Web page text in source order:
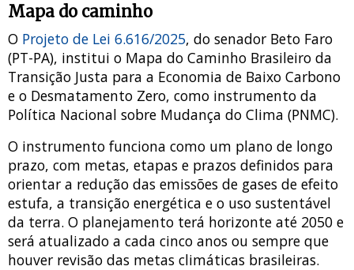
Mapa do caminho
O Projeto de Lei 6.616/2025, do senador Beto Faro
(PT-PA), institui o Mapa do Caminho Brasileiro da
Transição Justa para a Economia de Baixo Carbono
e o Desmatamento Zero, como instrumento da
Política Nacional sobre Mudança do Clima (PNMC).
O instrumento funciona como um plano de longo
prazo, com metas, etapas e prazos definidos para
orientar a redução das emissões de gases de efeito
estufa, a transição energética e o uso sustentável
da terra. O planejamento terá horizonte até 2050 e
será atualizado a cada cinco anos ou sempre que
houver revisão das metas climáticas brasileiras.